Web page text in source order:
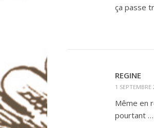
ça passe
REGINE
1
Même en
pourtant …